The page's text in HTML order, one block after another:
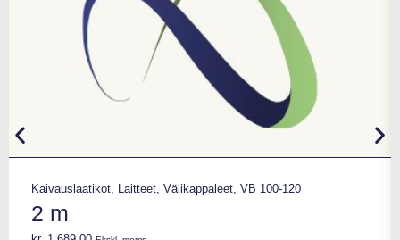
Kaivauslaatikot, Laitteet, Välikappaleet, VB 100-120
2 m